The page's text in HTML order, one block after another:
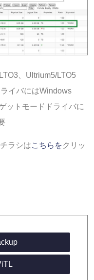
、Ultrium5/LTO5
イバにはWindows
ットモードドライバに
ラシはこちらをクリッ